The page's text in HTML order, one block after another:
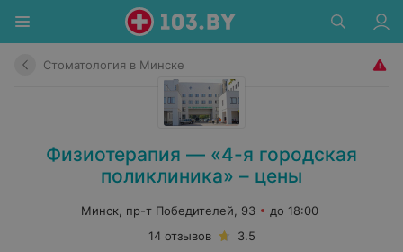
Стоматология в Минске
Физиотерапия — «4-я городская
поликлиника» – цены
Минск, пр-т Победителей, 93
до 18:00
14 отзывов
3.5